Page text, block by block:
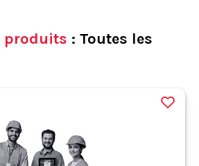
produits : Toutes les